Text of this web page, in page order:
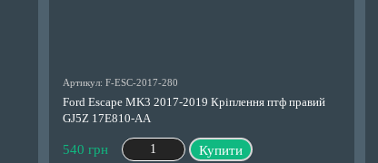
Артикул: F-ESC-2017-280
Ford Escape MK3 2017-2019 Кріплення птф правий
GJ5Z 17E810-AA
540 грн Купити